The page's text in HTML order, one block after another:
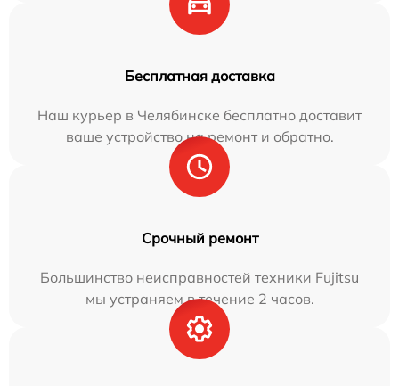
Бесплатная доставка
Наш курьер в Челябинске бесплатно доставит
ваше устройство на ремонт и обратно.
Срочный ремонт
Большинство неисправностей техники Fujitsu
мы устраняем в течение 2 часов.